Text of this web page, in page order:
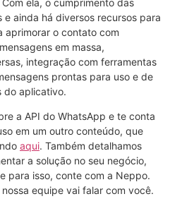
e ainda há diversos recursos para
aprimorar o contato com
em massa,
integração com ferramentas
prontas para uso e de
do aplicativo.
a API do WhatsApp e te conta
em um outro conteúdo, que
aqui. Também detalhamos
a solução no seu negócio,
para isso, conte com a Neppo.
equipe vai falar com você.